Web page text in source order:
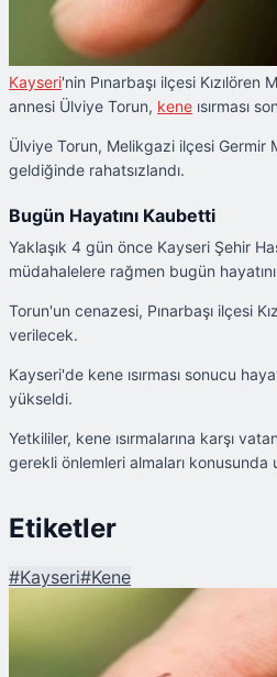
Kayseri'nin Pınarbaşı ilçesi
annesi Ülviye Torun, kene ısırması
Ülviye Torun, Melikgazi ilçesi Germir
geldiğinde rahatsızlandı.
Bugün Hayatını Kaubetti
Yaklaşık 4 gün önce Kayseri Şehir
müdahalelere rağmen bugün
Torun'un cenazesi, Pınarbaşı ilçesi
verilecek.
Kayseri'de kene ısırması sonucu
yükseldi.
Yetkililer, kene ısırmalarına karşı
gerekli önlemleri almaları konusunda
Etiketler
#Kayseri#Kene